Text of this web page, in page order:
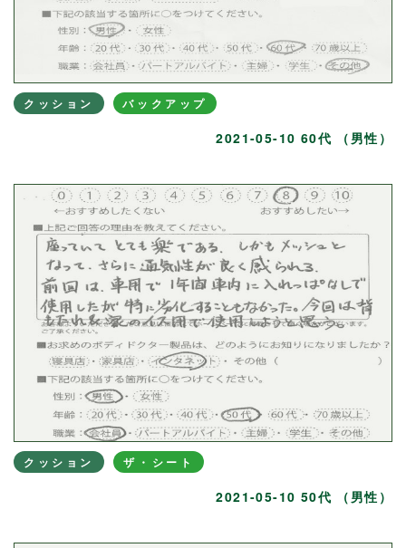
クッション バックアップ
2021-05-10 60代 （男性）
クッション ザ・シート
2021-05-10 50代 （男性）